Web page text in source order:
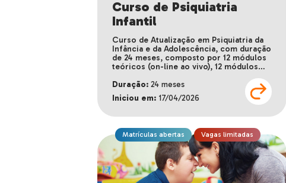
Curso de Psiquiatria
Infantil
Curso de Atualização em Psiquiatria da
Infância e da Adolescência, com duração
de 24 meses, composto por 12 módulos
teóricos (on-line ao vivo), 12 módulos…
Duração:24 meses
Iniciou em: 17/04/2026
Matrículas abertas Vagas limitadas